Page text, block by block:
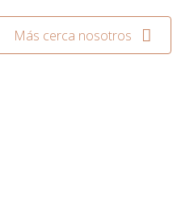
Más cerca nosotros